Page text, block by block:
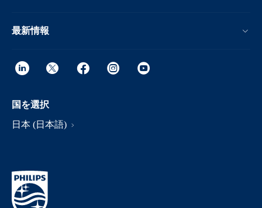
最新情報
国を選択
日本 (日本語)